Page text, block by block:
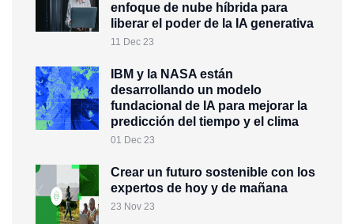
enfoque de nube híbrida para
liberar el poder de la IA generativa
11 Dec 23
IBM y la NASA están
desarrollando un modelo
fundacional de IA para mejorar la
predicción del tiempo y el clima
01 Dec 23
Crear un futuro sostenible con los
expertos de hoy y de mañana
23 Nov 23